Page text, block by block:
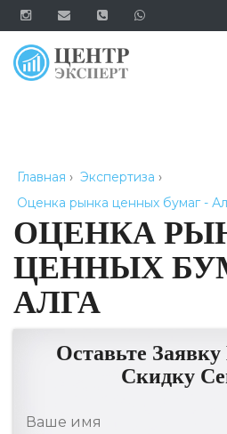
Главная › Экспертиза ›
Оценка рынка ценных бумаг -
ОЦЕНКА
ЦЕННЫХ
АЛГА
Оставьте
Скидку